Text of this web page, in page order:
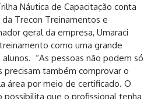
Náutica de Capacitação conta
Trecon Treinamentos e
geral da empresa, Umaraci
como uma grande
“As pessoas não podem só
precisam também comprovar o
área por meio de certificado. O
possibilita que o profissional tenha